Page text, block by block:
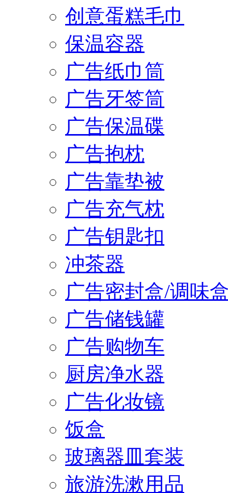
创意蛋糕毛巾
保温容器
广告纸巾筒
广告牙签筒
广告保温碟
广告抱枕
广告靠垫被
广告充气枕
广告钥匙扣
冲茶器
广告密封盒/调味
广告储钱罐
广告购物车
厨房净水器
广告化妆镜
饭盒
玻璃器皿套装
旅游洗漱用品